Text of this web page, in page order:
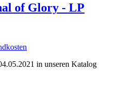
of Glory - LP
in unseren Katalog